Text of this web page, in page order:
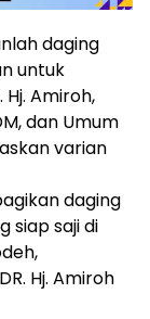
daging
untuk
Amiroh,
dan Umum
varian
daging
siap saji di
Hj. Amiroh